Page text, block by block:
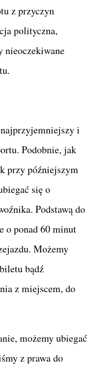
z przyczyn
polityczna,
nieoczekiwane
i
Podobnie, jak
przy późniejszym
się o
Podstawą do
o ponad 60 minut
Możemy
bądź
z miejscem, do
możemy ubiegać
z prawa do